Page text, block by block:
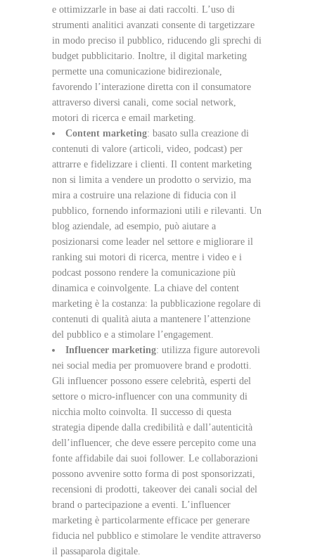
e ottimizzarle in base ai dati raccolti. L’uso di
strumenti analitici avanzati consente di targetizzare
in modo preciso il pubblico, riducendo gli sprechi di
budget pubblicitario. Inoltre, il digital marketing
permette una comunicazione bidirezionale,
favorendo l’interazione diretta con il consumatore
attraverso diversi canali, come social network,
motori di ricerca e email marketing.
Content marketing: basato sulla creazione di
contenuti di valore (articoli, video, podcast) per
attrarre e fidelizzare i clienti. Il content marketing
non si limita a vendere un prodotto o servizio, ma
mira a costruire una relazione di fiducia con il
pubblico, fornendo informazioni utili e rilevanti. Un
blog aziendale, ad esempio, può aiutare a
posizionarsi come leader nel settore e migliorare il
ranking sui motori di ricerca, mentre i video e i
podcast possono rendere la comunicazione più
dinamica e coinvolgente. La chiave del content
marketing è la costanza: la pubblicazione regolare di
contenuti di qualità aiuta a mantenere l’attenzione
del pubblico e a stimolare l’engagement.
Influencer marketing: utilizza figure autorevoli
nei social media per promuovere brand e prodotti.
Gli influencer possono essere celebrità, esperti del
settore o micro-influencer con una community di
nicchia molto coinvolta. Il successo di questa
strategia dipende dalla credibilità e dall’autenticità
dell’influencer, che deve essere percepito come una
fonte affidabile dai suoi follower. Le collaborazioni
possono avvenire sotto forma di post sponsorizzati,
recensioni di prodotti, takeover dei canali social del
brand o partecipazione a eventi. L’influencer
marketing è particolarmente efficace per generare
fiducia nel pubblico e stimolare le vendite attraverso
il passaparola digitale.